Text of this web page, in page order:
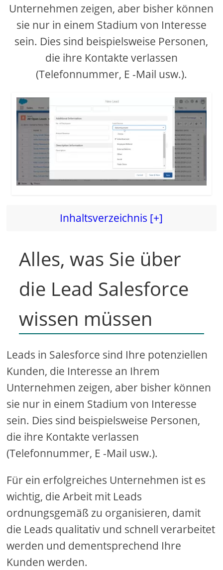
Unternehmen zeigen, aber bisher können
sie nur in einem Stadium von Interesse
sein. Dies sind beispielsweise Personen,
die ihre Kontakte verlassen
(Telefonnummer, E -Mail usw.).
Inhaltsverzeichnis [+]
Alles, was Sie über
die Lead Salesforce
wissen müssen
Leads in Salesforce sind Ihre potenziellen
Kunden, die Interesse an Ihrem
Unternehmen zeigen, aber bisher können
sie nur in einem Stadium von Interesse
sein. Dies sind beispielsweise Personen,
die ihre Kontakte verlassen
(Telefonnummer, E -Mail usw.).
Für ein erfolgreiches Unternehmen ist es
wichtig, die Arbeit mit Leads
ordnungsgemäß zu organisieren, damit
die Leads qualitativ und schnell verarbeitet
werden und dementsprechend Ihre
Kunden werden.